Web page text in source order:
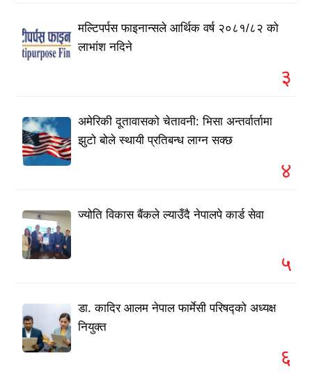
मल्टिपर्पस फाइनान्सले आर्थिक वर्ष २०८१/८२ को
लाभांश नदिने
३
अमेरिकी दूतावासको चेतावनी: भिसा अन्तर्वार्तामा
झुटो बोले स्थायी प्रतिबन्ध लाग्न सक्छ
४
ज्योति विकास बैंकले ल्याउँदै नेपालपे कार्ड सेवा
५
डा. कादिर आलम नेपाल फार्मेसी परिषद्को अध्यक्ष
नियुक्त
६